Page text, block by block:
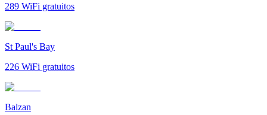
289 WiFi gratuitos
St Paul's Bay
226 WiFi gratuitos
Balzan